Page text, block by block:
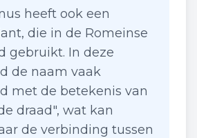
heeft ook een
die in de Romeinse
gebruikt. In deze
de naam vaak
met de betekenis van
draad", wat kan
de verbinding tussen